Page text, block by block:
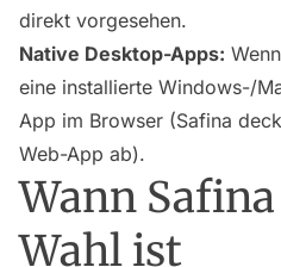
direkt vorgesehen.
Native Desktop-Apps:
eine installierte Windows-/
App im Browser (Safina
Web-App ab).
Wann
Wahl ist